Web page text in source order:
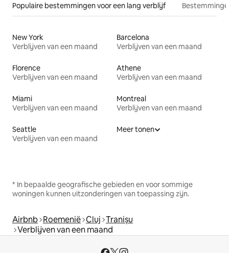
Populaire bestemmingen voor een lang verblijf
New York
Verblijven van een maand
Barcelona
Verblijven van een maand
Florence
Verblijven van een maand
Athene
Verblijven van een maand
Miami
Verblijven van een maand
Montreal
Verblijven van een maand
Seattle
Verblijven van een maand
Meer tonen
* In bepaalde geografische gebieden en voor sommige
woningen kunnen uitzonderingen van toepassing zijn.
Airbnb Roemenië Cluj Tranișu
Verblijven van een maand